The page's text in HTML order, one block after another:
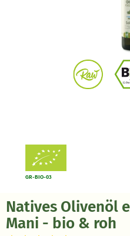
GR-BIO-03
Natives Olivenöl
Mani - bio & roh